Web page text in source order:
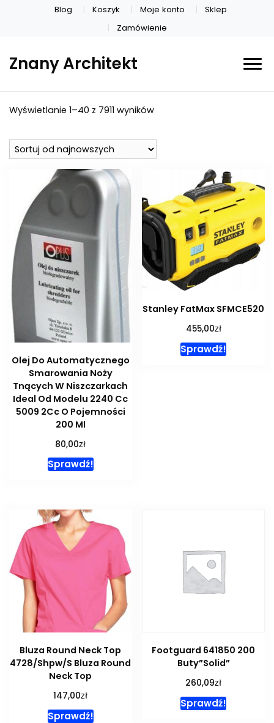
Blog Koszyk Moje konto
Sklep
Zamówienie
Znany Architekt
Wyświetlanie 1–40 z 7911 wynikówPosortowane
najnowszych
Olej Do Automatycznego
Smarowania Noży
Tnących W Niszczarkach
Ideal Od Modelu 2240 Cc
5009 2Cc O Pojemności
200 Ml
80,00zł
Sprawdź!
Stanley FatMax SFMCE520
455,00zł
Sprawdź!
Bluza Round Neck Top
4728/Shpw/S Bluza Round
Neck Top
147,00zł
Sprawdź!
Footguard 641850 200
Buty”Solid”
260,09zł
Sprawdź!